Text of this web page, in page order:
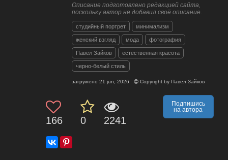
Описание подготовлено редакцией сайта,
поскольку автор не добавил своё описание.
студийный портрет минимализм
женский взгляд мода фотография
Павел Зайков естественная красота
черно-белый стиль
загружено 21 jun, 2026 Copyright by Павел Зайков
166 0 2241
Подпишись
на автора